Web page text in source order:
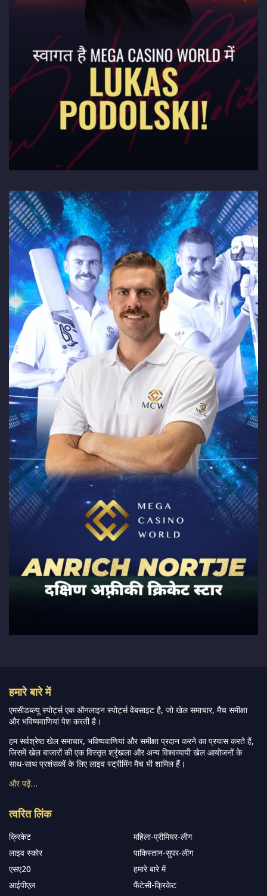
हमारे बारे में
एमसीडब्ल्यू स्पोर्ट्स एक ऑनलाइन स्पोर्ट्स वेबसाइट है, जो खेल समाचार, मैच समीक्षा
और भविष्यवाणियां पेश करती है।
हम सर्वश्रेष्ठ खेल समाचार, भविष्यवाणियां और समीक्षा प्रदान करने का प्रयास करते हैं,
जिसमें खेल बाजारों की एक विस्तृत श्रृंखला और अन्य विश्वव्यापी खेल आयोजनों के
साथ-साथ प्रशंसकों के लिए लाइव स्ट्रीमिंग मैच भी शामिल हैं।
और पढ़ें…
त्वरित लिंक
क्रिकेट
महिला-प्रीमियर-लीग
लाइव स्कोर
पाकिस्तान-सुपर-लीग
एसए20
हमारे बारे में
आईपीएल
फैंटेसी-क्रिकेट